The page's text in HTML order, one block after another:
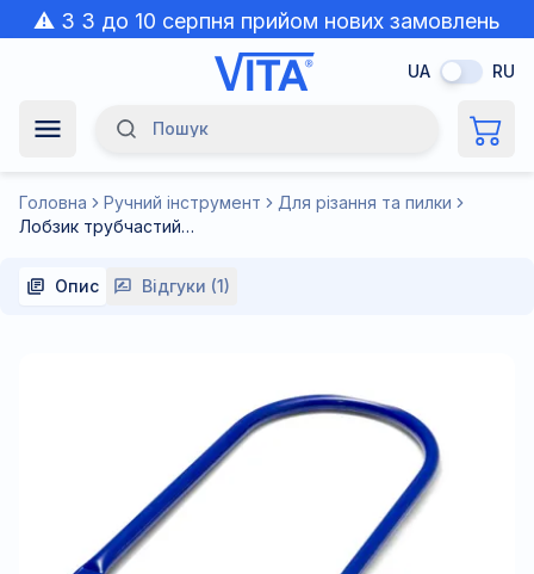
⚠️ З 3 до 10 серпня прийом нових замовлень
призупинено через спеку.
UA RU
Пошук
Головна Ручний інструмент
Для різання та пилки
Лобзик трубчастий для школи (ручка: пластмасова) Харків VITA
Опис Відгуки (1)